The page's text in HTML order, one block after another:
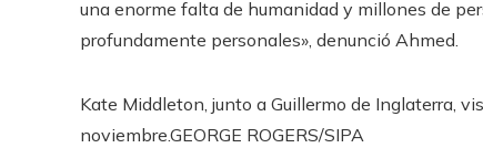
una enorme falta de humanidad y millones de
profundamente personales», denunció Ahmed.
Kate Middleton, junto a Guillermo de Inglaterra,
noviembre.GEORGE ROGERS/SIPA